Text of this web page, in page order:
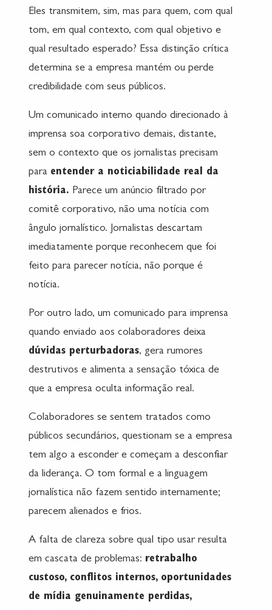
Eles transmitem, sim, mas para quem, com qual
tom, em qual contexto, com qual objetivo e
qual resultado esperado? Essa distinção crítica
determina se a empresa mantém ou perde
credibilidade com seus públicos.
Um comunicado interno quando direcionado à
imprensa soa corporativo demais, distante,
sem o contexto que os jornalistas precisam
para entender a noticiabilidade real da
história. Parece um anúncio filtrado por
comitê corporativo, não uma notícia com
ângulo jornalístico. Jornalistas descartam
imediatamente porque reconhecem que foi
feito para parecer notícia, não porque é
notícia.
Por outro lado, um comunicado para imprensa
quando enviado aos colaboradores deixa
dúvidas perturbadoras, gera rumores
destrutivos e alimenta a sensação tóxica de
que a empresa oculta informação real.
Colaboradores se sentem tratados como
públicos secundários, questionam se a empresa
tem algo a esconder e começam a desconfiar
da liderança. O tom formal e a linguagem
jornalística não fazem sentido internamente;
parecem alienados e frios.
A falta de clareza sobre qual tipo usar resulta
em cascata de problemas: retrabalho
custoso, conflitos internos, oportunidades
de mídia genuinamente perdidas,